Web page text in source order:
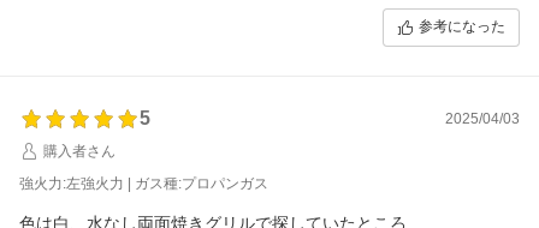
パンも美味しく焼けたので、トースターも処分し、キッチン周
参考になった
5
2025/04/03
購入者さん
強火力:左強火力 | ガス種:プロパンガス
色は白、水なし両面焼きグリルで探していたところ